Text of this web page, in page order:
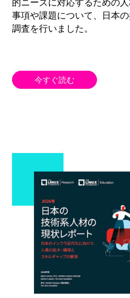
事項や課題について、日本
調査を行いました。
今すぐ読む